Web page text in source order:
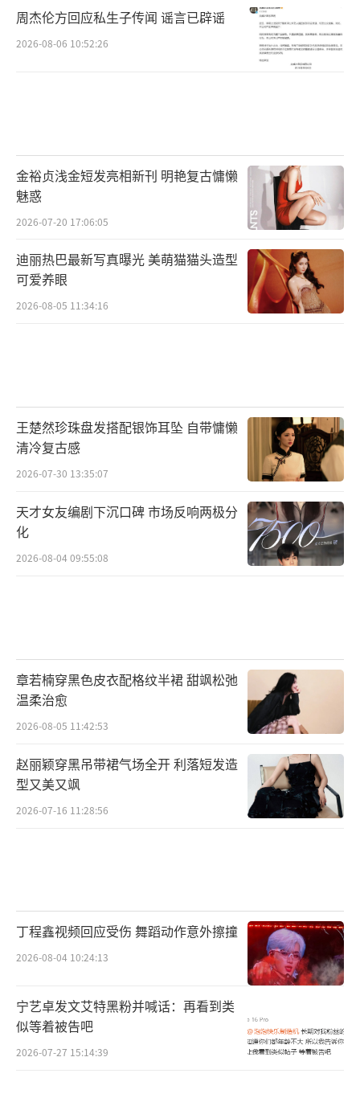
周杰伦方回应私生子传闻 谣言已辟谣
2026-08-06 10:52:26
金裕贞浅金短发亮相新刊 明艳复古慵懒
魅惑
2026-07-20 17:06:05
迪丽热巴最新写真曝光 美萌猫猫头造型
可爱养眼
2026-08-05 11:34:16
王楚然珍珠盘发搭配银饰耳坠 自带慵懒
清冷复古感
2026-07-30 13:35:07
天才女友编剧下沉口碑 市场反响两极分
化
2026-08-04 09:55:08
章若楠穿黑色皮衣配格纹半裙 甜飒松弛
温柔治愈
2026-08-05 11:42:53
赵丽颖穿黑吊带裙气场全开 利落短发造
型又美又飒
2026-07-16 11:28:56
丁程鑫视频回应受伤 舞蹈动作意外擦撞
2026-08-04 10:24:13
宁艺卓发文艾特黑粉并喊话：再看到类
似等着被告吧
2026-07-27 15:14:39